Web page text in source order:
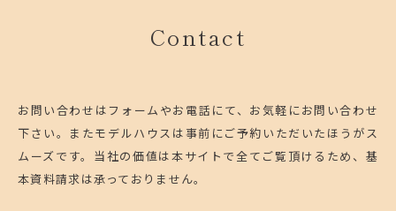
Contact
お問い合わせはフォームやお電話にて、お気軽にお問い合わせ
下さい。 またモデルハウスは事前にご予約いただいたほうがス
ムーズです。 当社の価値は本サイトで全てご覧頂けるため、基
本資料請求は承っておりません。